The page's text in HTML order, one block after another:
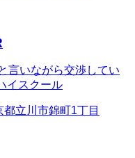
言いながら交渉してい
イスクール
立川市錦町1丁目